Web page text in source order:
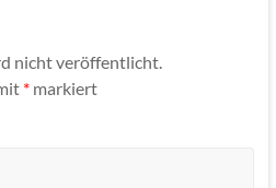
nicht veröffentlicht.
*markiert